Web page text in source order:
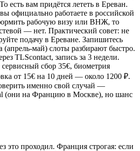
есть вам придётся лететь в Ереван.
официально работаете в российской
рабочую визу или ВНЖ, то
— нет. Практический совет: не
подачу в Ереване. Запишитесь
(апрель-май) слоты разбирают быстро.
TLScontact, запись за 3 недели.
сбор 35€, биометрия
от 15€ на 10 дней — около 1200 ₽.
именно свой случай —
(они на Францию в Москве), но шанс
это проходил. Франция строгая: если